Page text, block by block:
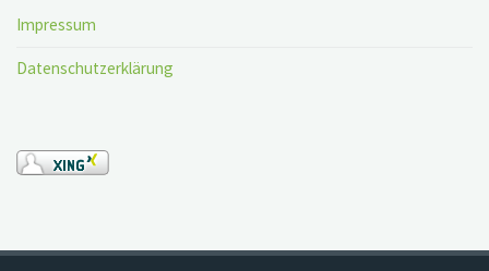
Impressum
Datenschutzerklärung